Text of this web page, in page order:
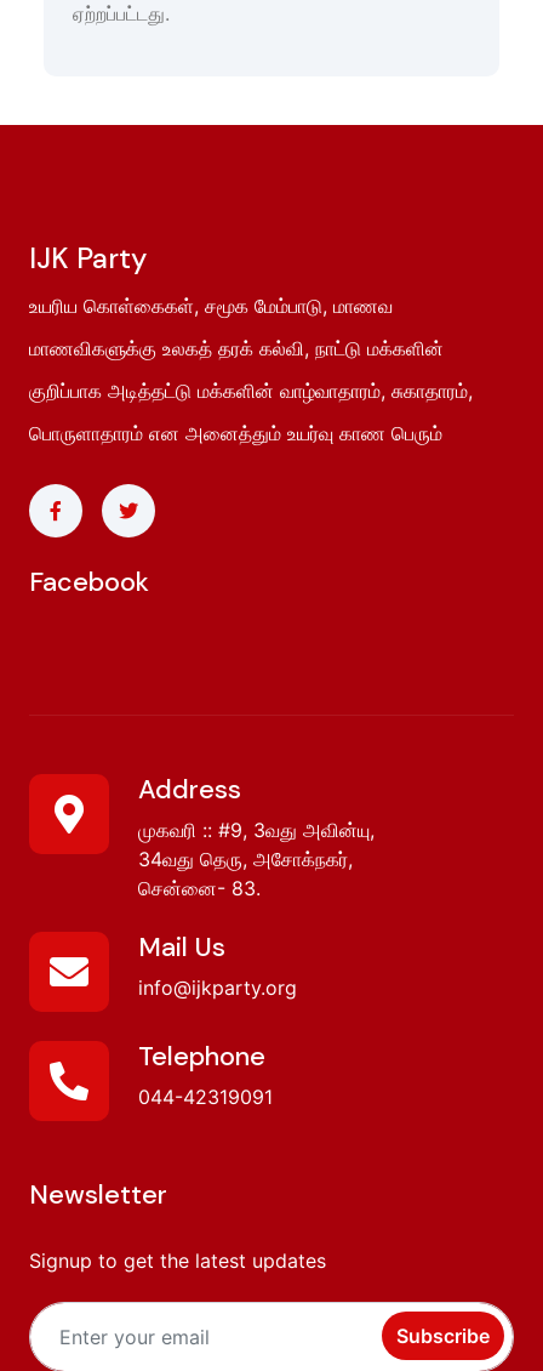
ஏற்றப்பட்டது.
IJK Party
உயரிய கொள்கைகள், சமூக மேம்பாடு, மாணவ
மாணவிகளுக்கு உலகத் தரக் கல்வி, நாட்டு மக்களின்
குறிப்பாக அடித்தட்டு மக்களின் வாழ்வாதாரம், சுகாதாரம்,
பொருளாதாரம் என அனைத்தும் உயர்வு காண பெரும்
Facebook
Address
முகவரி :: #9, 3வது அவின்யு,
34வது தெரு, அசோக்நகர்,
சென்னை- 83.
Mail Us
info@ijkparty.org
Telephone
044-42319091
Newsletter
Signup to get the latest updates
Subscribe